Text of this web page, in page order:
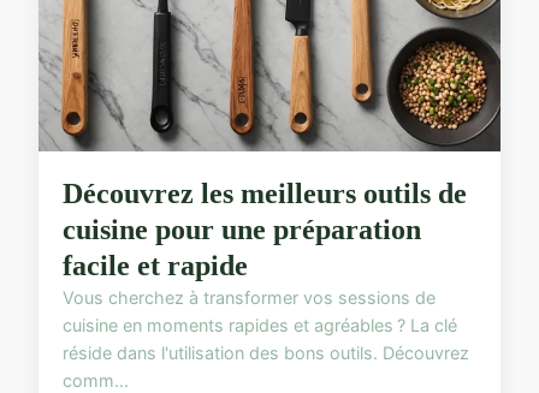
Découvrez les meilleurs outils de
cuisine pour une préparation
facile et rapide
Vous cherchez à transformer vos sessions de
cuisine en moments rapides et agréables ? La clé
réside dans l'utilisation des bons outils. Découvrez
comm...